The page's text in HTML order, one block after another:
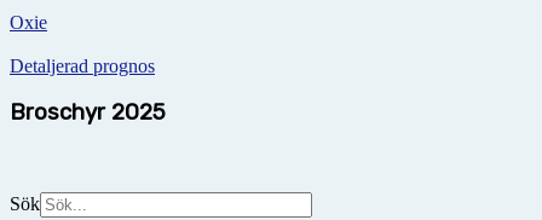
Oxie
Detaljerad prognos
Broschyr 2025
Sök